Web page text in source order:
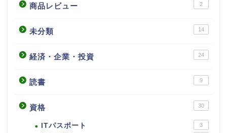
商品レビュー 2
未分類 14
経済・企業・投資 24
読書 9
資格 30
ITパスポート 3